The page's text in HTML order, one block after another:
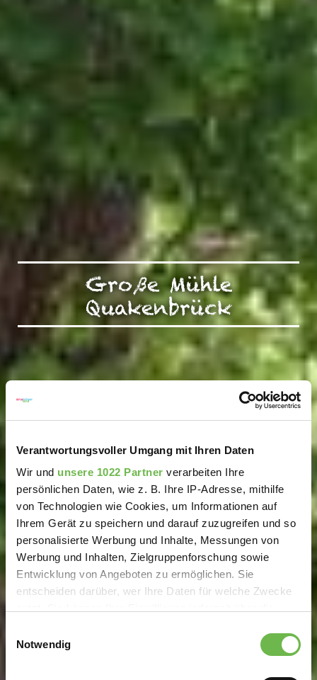
Verantwortungsvoller Umgang mit Ihren Daten
Wir und unsere 1022 Partner verarbeiten Ihre
persönlichen Daten, wie z. B. Ihre IP-Adresse, mithilfe
von Technologien wie Cookies, um Informationen auf
Ihrem Gerät zu speichern und darauf zuzugreifen und so
personalisierte Werbung und Inhalte, Messungen von
Werbung und Inhalten, Zielgruppenforschung sowie
Entwicklung von Angeboten zu ermöglichen. Sie
entscheiden darüber, wer Ihre Daten für welche Zwecke
Trigger Symbol ändern oder widerrufen
Notwendig
Große Mühle
Quakenbrück